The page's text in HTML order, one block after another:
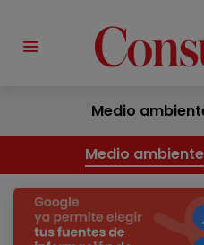
Medio
Medio ambiente